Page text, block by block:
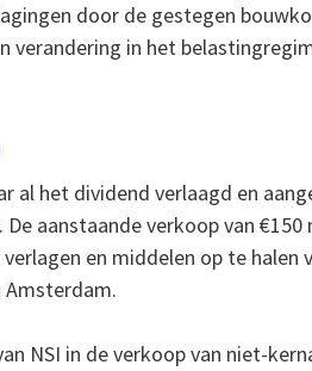
door de gestegen
verandering in het
al het dividend verlaagd en
aanstaande verkoop van €150
en middelen op te halen
NSI in de verkoop van niet-